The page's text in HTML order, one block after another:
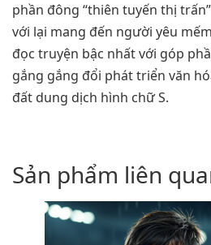
phần đông “thiên tuyến thị
với lại mang đến người yêu
đọc truyện bậc nhất với góp
gắng gắng đổi phát triển văn
đất dung dịch hình chữ S.
Sản phẩm liên